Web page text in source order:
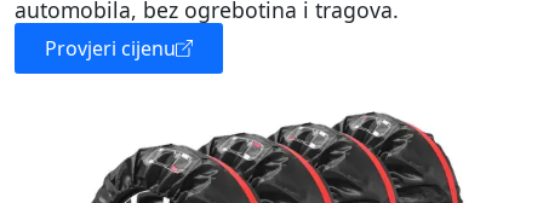
automobila, bez ogrebotina i tragova.
Provjeri cijenu